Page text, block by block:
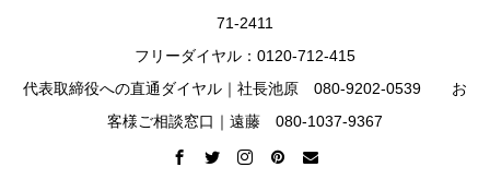
71-2411
フリーダイヤル：0120-712-415
代表取締役への直通ダイヤル｜社長池原 080-9202-0539 お
客様ご相談窓口｜遠藤 080-1037-9367